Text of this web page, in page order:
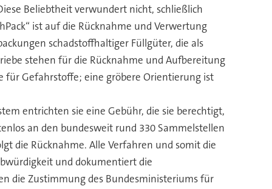
Beliebtheit verwundert nicht, schließlich
ist auf die Rücknahme und Verwertung
schadstoffhaltiger Füllgüter, die als
stehen für die Rücknahme und Aufbereitung
für Gefahrstoffe; eine gröbere Orientierung ist
entrichten sie eine Gebühr, die sie berechtigt,
an den bundesweit rund 330 Sammelstellen
die Rücknahme. Alle Verfahren und somit die
und dokumentiert die
die Zustimmung des Bundesministeriums für